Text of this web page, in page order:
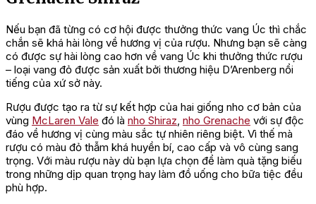
Nếu bạn đã từng có cơ hội được thưởng thức vang Úc thì chắc
chắn sẽ khá hài lòng về hương vị của rượu. Nhưng bạn sẽ càng
có được sự hài lòng cao hơn về vang Úc khi thưởng thức rượu
– loại vang đỏ được sản xuất bởi thương hiệu D’Arenberg nổi
tiếng của xứ sở này.
Rượu được tạo ra từ sự kết hợp của hai giống nho cơ bản của
vùng McLaren Vale đó là nho Shiraz, nho Grenache với sự độc
đáo về hương vị cùng màu sắc tự nhiên riêng biệt. Vì thế mà
rượu có màu đỏ thẫm khá huyền bí, cao cấp và vô cùng sang
trọng. Với màu rượu này dù bạn lựa chọn để làm quà tặng biếu
trong những dịp quan trọng hay làm đồ uống cho bữa tiệc đều
phù hợp.